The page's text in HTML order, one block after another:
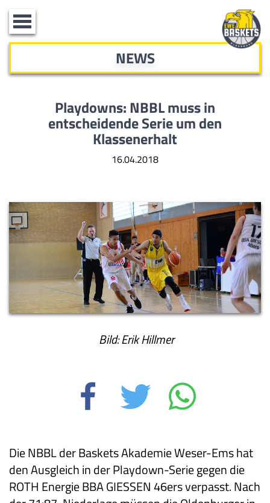
Toggle
navigation
NEWS
Playdowns: NBBL muss in
entscheidende Serie um den
Klassenerhalt
16.04.2018
Bild: Erik Hillmer
Die NBBL der Baskets Akademie Weser-Ems hat
den Ausgleich in der Playdown-Serie gegen die
ROTH Energie BBA GIESSEN 46ers verpasst. Nach